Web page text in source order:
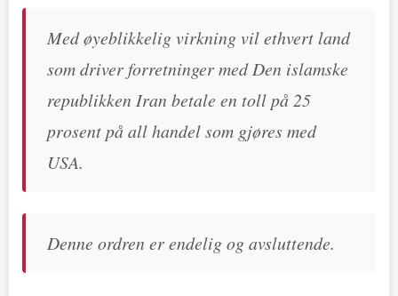
Med øyeblikkelig virkning vil ethvert land
som driver forretninger med Den islamske
republikken Iran betale en toll på 25
prosent på all handel som gjøres med
USA.
Denne ordren er endelig og avsluttende.